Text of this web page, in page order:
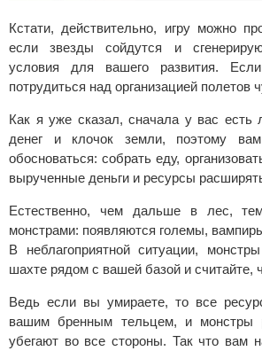
Кстати, действительно, игру можно
если звезды сойдутся и
условия для вашего развития.
потрудиться над организацией полетов
Как я уже сказал, сначала у вас есть
денег и клочок земли, поэтому
обосноваться: собрать еду,
вырученные деньги и ресурсы
Естественно, чем дальше в лес,
монстрами: появляются големы,
В неблагоприятной ситуации,
шахте рядом с вашей базой и считайте,
Ведь если вы умираете, то все
вашим бренным тельцем, и монстры
убегают во все стороны. Так что вам